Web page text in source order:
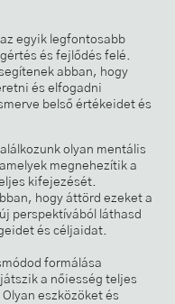
egyik legfontosabb
és fejlődés felé.
abban, hogy
és elfogadni
belső értékeidet és
olyan mentális
megnehezítik a
kifejezését.
hogy áttörd ezeket a
perspektívából láthasd
és céljaidat.
formálása
a nőiesség teljes
eszközöket és